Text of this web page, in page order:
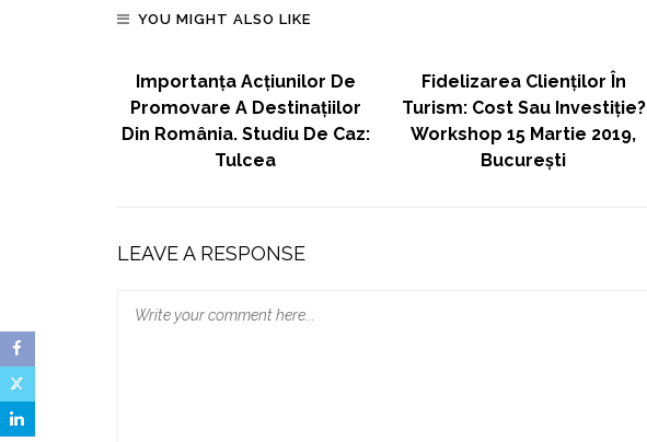
YOU MIGHT ALSO LIKE
Importanța Acțiunilor De
Promovare A Destinațiilor
Din România. Studiu De Caz:
Tulcea
Fidelizarea Clienților În
Turism: Cost Sau Investiție?
Workshop 15 Martie 2019,
București
LEAVE A RESPONSE